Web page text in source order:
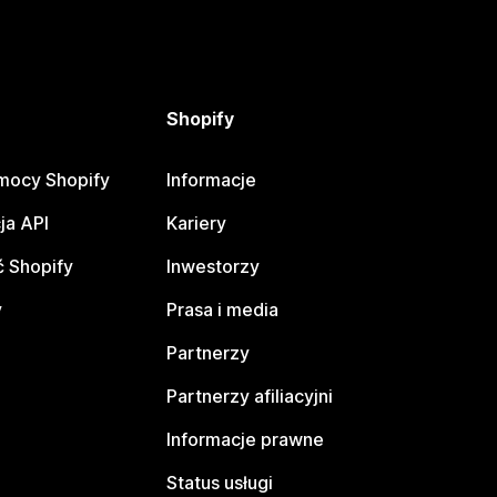
Shopify
API
Shopify
Shopify
Informacje
Kariery
Inwestorzy
Prasa i media
Partnerzy
Partnerzy afiliacyjni
Informacje prawne
Status usługi